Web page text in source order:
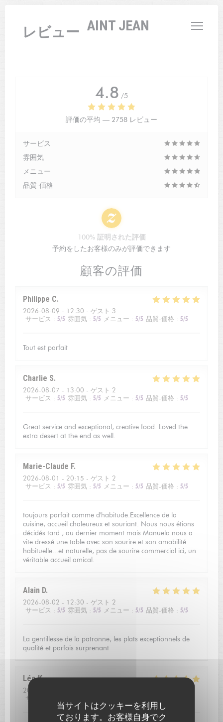
当サイトはクッキーを利用し
ております。お客様自身でク
L'AUBERGE SAINT JEAN
レビュー
顧客の評価
Philippe C
2026-08-09 - 12:30 - ゲスト 3
サービス : 5/5 雰囲気 : 5/5 メニュー : 5/5 品質-価格 : 5/5
Tout est parfait
Charlie S
2026-08-07 - 13:00 - ゲスト 2
サービス : 5/5 雰囲気 : 5/5 メニュー : 5/5 品質-価格 : 5/5
Great service and exceptional, creative food. Loved the
extra desert at the end as well.
Marie-Claude F
2026-08-01 - 20:15 - ゲスト 2
サービス : 5/5 雰囲気 : 5/5 メニュー : 5/5 品質-価格 : 5/5
toujours parfait comme d'habitude.Excellence de la
cuisine, accueil chaleureux et souriant. Nous nous étions
décidés tard , au dernier moment mais Manuela nous a
vite dressé une table avec son sourire et son amabilité
habituelle...et naturelle, pas de sourire commercial ici, un
véritable accueil amical.
Alain D
2026-08-02 - 12:30 - ゲスト 2
サービス : 5/5 雰囲気 : 5/5 メニュー : 5/5 品質-価格 : 5/5
La gentillesse de la patronne, les plats exceptionnels de
qualité et parfois surprenant
Léo K
2026-08-01
サービス
4.8 /5
評価の平均 — 2758 レビュー
サービス
雰囲気
メニュー
品質-価格
100% 証明された評価
予約をしたお客様のみが評価できます